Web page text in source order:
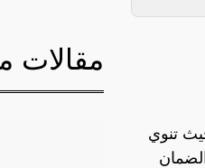
تنوي
مقالات